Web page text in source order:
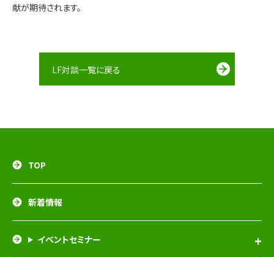
献が期待されます。
LF対談一覧に戻る
TOP
新着情報
イベントセミナー